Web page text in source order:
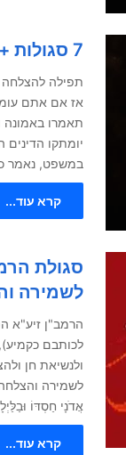
7 סגולות + תפילה להצלחה במשפט
תפילה
אז אם אתם
תאמרו
יומתקו
במשפט, נאמר
קרא עוד...
סגולת
לשמירה
הרמב"ן זיע"א
לכותבם
ולנשיאת חן
לשמירה
אֲדֹנָי חַסְדּוֹ
קרא עוד...